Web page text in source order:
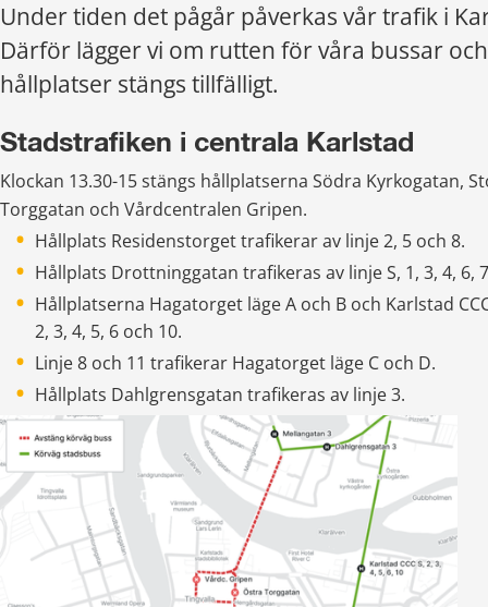
Under tiden det pågår påverkas vår trafik i
Därför lägger vi om rutten för våra bussar
hållplatser stängs tillfälligt.
Stadstrafiken i centrala Karlstad
Klockan 13.30-15 stängs hållplatserna Södra Kyrkogatan,
Torggatan och Vårdcentralen Gripen.
Hållplats Residenstorget trafikerar av linje 2, 5 och 8.
Hållplats Drottninggatan trafikeras av linje S, 1, 3, 4, 6,
Hållplatserna Hagatorget läge A och B och Karlstad
2, 3, 4, 5, 6 och 10.
Linje 8 och 11 trafikerar Hagatorget läge C och D.
Hållplats Dahlgrensgatan trafikeras av linje 3.